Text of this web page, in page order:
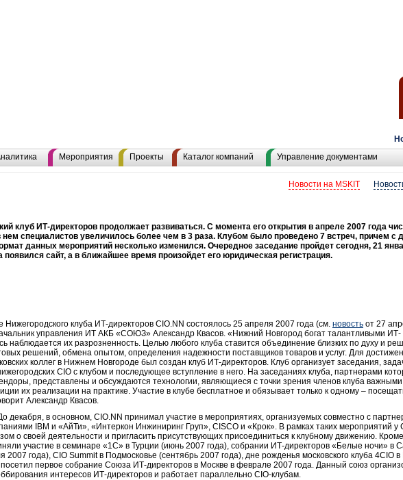
Мероприятия Проекты Каталог компаний Управление документами
Новости на MSKIT
клуб ИТ-директоров продолжает развиваться. С момента его открытия в апреле 2007 года
нем специалистов увеличилось более чем в 3 раза. Клубом было проведено 7 встреч, причем с
данных мероприятий несколько изменился. Очередное заседание пройдет сегодня, 21
появился сайт, а в ближайшее время произойдет его юридическая регистрация.
клуба ИТ-директоров CIO.NN состоялось 25 апреля 2007 года (см. новость от 27
управления ИТ АКБ «СОЮЗ» Александр Квасов. «Нижний Новгород богат талантливыми ИТ-
наблюдается их разрозненность. Целью любого клуба ставится объединение близких по духу и
решений, обмена опытом, определения надежности поставщиков товаров и услуг. Для
коллег в Нижнем Новгороде был создан клуб ИТ-директоров. Клуб организует заседания,
CIO с клубом и последующее вступление в него. На заседаниях клуба, партнерами
представлены и обсуждаются технологии, являющиеся с точки зрения членов клуба
их реализации на практике. Участие в клубе бесплатное и обязывает только к одному –
Александр Квасов.
декабря, в основном, CIO.NN принимал участие в мероприятиях, организуемых совместно с
IBM и «АйТи», «Интеркон Инжиниринг Груп», CISCO и «Крок». В рамках таких мероприятий у
о своей деятельности и пригласить присутствующих присоединиться к клубному движению.
участие в семинаре «1С» в Турции (июнь 2007 года), собрании ИТ-директоров «Белые ночи» в
года), CIO Summit в Подмосковье (сентябрь 2007 года), дне рожденья московского клуба 4CIO в
первое собрание Союза ИТ-директоров в Москве в феврале 2007 года. Данный союз
интересов ИТ-директоров и работает параллельно CIO-клубам.